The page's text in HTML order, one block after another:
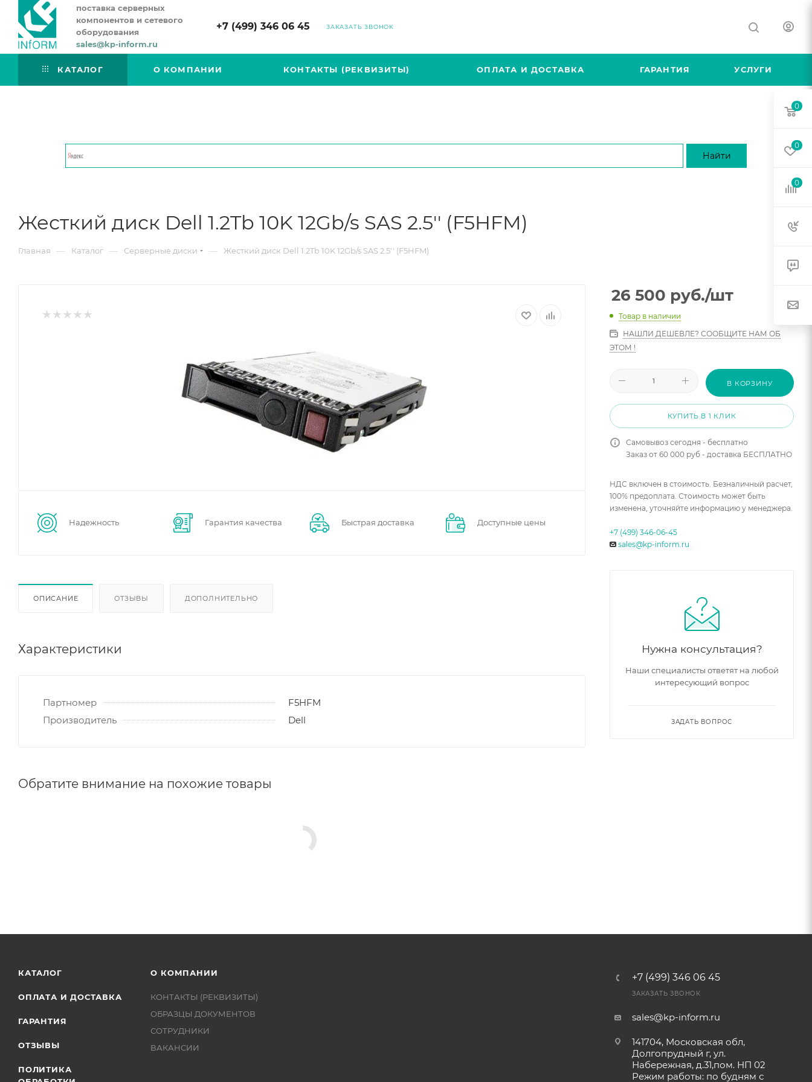
поставка серверных
компонентов и сетевого
оборудования
sales@kp-inform.ru
+7 (499) 346 06 45 ЗАКАЗАТЬ ЗВОНОК
КАТАЛОГ О КОМПАНИИ КОНТАКТЫ (РЕКВИЗИТЫ) ОПЛАТА И ДОСТАВКА ГАРАНТИЯ УСЛУГИ
Жесткий диск Dell 1.2Tb 10K 12Gb/s SAS 2.5'' (F5HFM)
Главная — Каталог — Серверные диски — Жесткий диск Dell 1.2Tb 10K 12Gb/s SAS 2.5'' (F5HFM)
Надежность Гарантия качества Быстрая доставка Доступные цены
ОПИСАНИЕ ОТЗЫВЫ ДОПОЛНИТЕЛЬНО
Характеристики
Партномер
F5HFM
Производитель
Dell
Обратите внимание на похожие товары
26 500 руб./шт
Товар в наличии
НАШЛИ ДЕШЕВЛЕ? СООБЩИТЕ НАМ ОБ
ЭТОМ !
В КОРЗИНУ
КУПИТЬ В 1 КЛИК
Самовывоз сегодня - бесплатно
Заказ от 60 000 руб - доставка БЕСПЛАТНО
НДС включен в стоимость. Безналичный расчет,
100% предоплата. Стоимость может быть
изменена, уточняйте информацию у менеджера.
+7 (499) 346-06-45
sales@kp-inform.ru
Нужна консультация?
Наши специалисты ответят на любой
интересующий вопрос
ЗАДАТЬ ВОПРОС
КАТАЛОГ
ОПЛАТА И ДОСТАВКА
ГАРАНТИЯ
ОТЗЫВЫ
ПОЛИТИКА
О КОМПАНИИ
КОНТАКТЫ (РЕКВИЗИТЫ)
ОБРАЗЦЫ ДОКУМЕНТОВ
СОТРУДНИКИ
ВАКАНСИИ
+7 (499) 346 06 45
ЗАКАЗАТЬ ЗВОНОК
sales@kp-inform.ru
141704, Московская обл,
Долгопрудный г, ул.
Набережная, д.31,пом. НП 02
Режим работы: по будням с
0
0
0